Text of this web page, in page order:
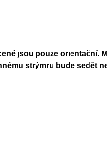
jsou pouze orientační.
strýmru bude sedět